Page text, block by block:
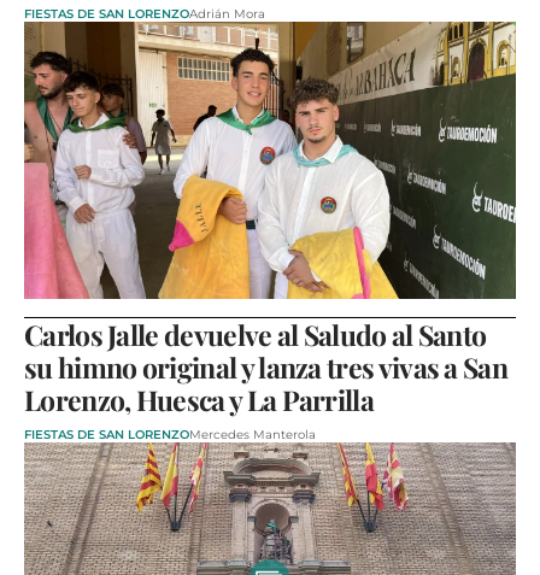
FIESTAS DE SAN LORENZOAdrián Mora
Carlos Jalle devuelve al Saludo al Santo
su himno original y lanza tres vivas a San
Lorenzo, Huesca y La Parrilla
FIESTAS DE SAN LORENZOMercedes Manterola